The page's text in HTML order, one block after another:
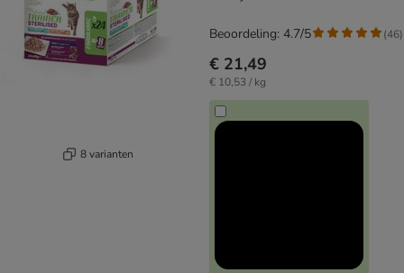
8 varianten
€ 21,49
€ 10,53 / kg
Beoordeling: 4.7/5 (46)